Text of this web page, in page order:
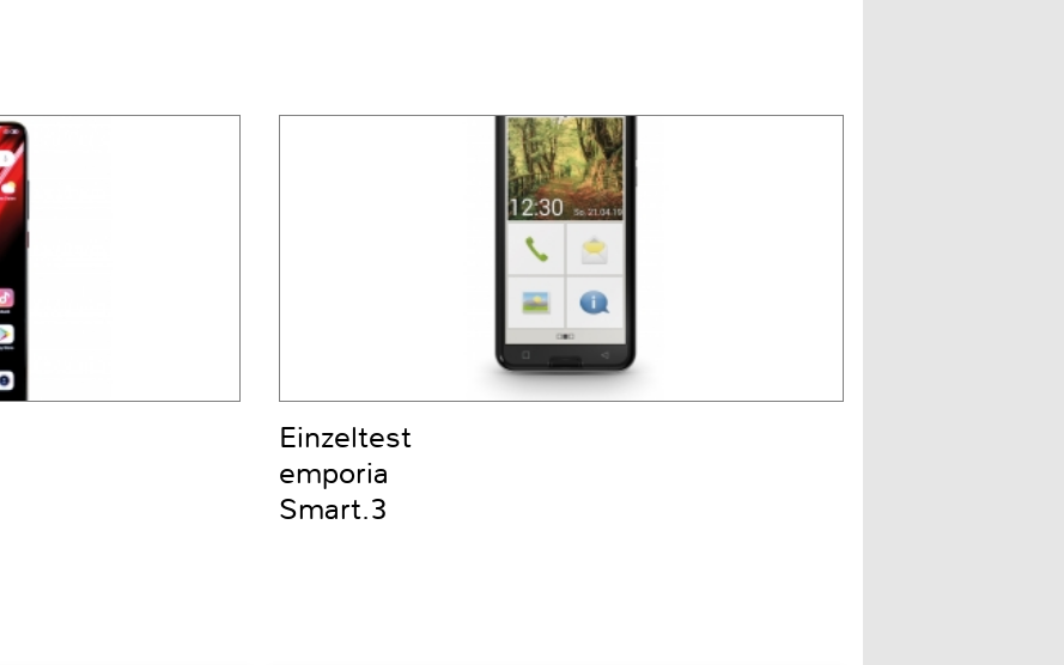
Einzeltest
emporia
Smart.3